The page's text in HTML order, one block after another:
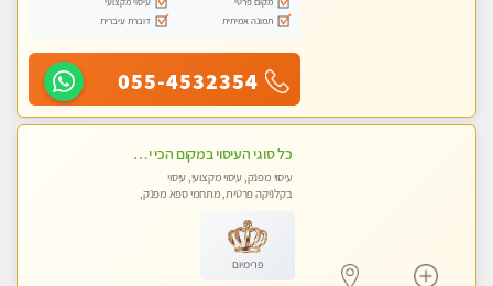
תמונה אמיתית
דוברת עיברית
055-4532354
כל סוגי העיסוי במקום הכי יפה בעיר בהתחייבות - עיסוי מקצועי איכותי ומפנק.
עיסוי מפנק, עיסוי מקצועי, עיסוי
בקלניקה פרטית, מתחמי ספא מפנק,
פרימיום